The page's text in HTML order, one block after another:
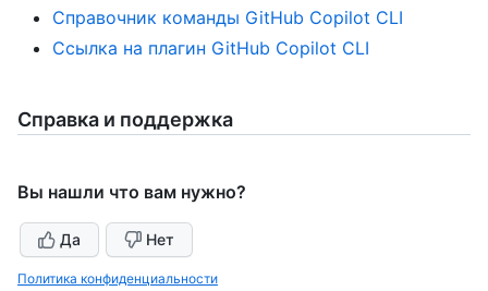
Справочник команды GitHub Copilot CLI
Ссылка на плагин GitHub Copilot CLI
Справка и поддержка
Вы нашли что вам нужно?
Да Нет
Политика конфиденциальности